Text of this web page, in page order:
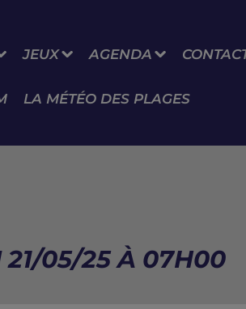
JEUX AGENDA
LA MÉTÉO DES PLAGES
21/05/25 À 07H00